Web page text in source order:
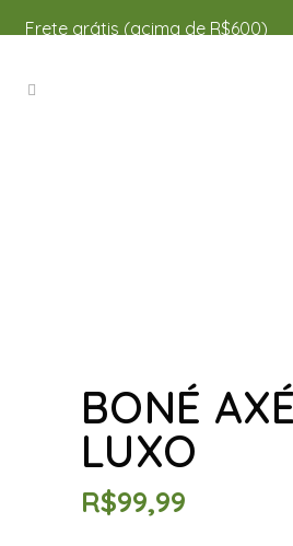
Frete grátis (acima de R$600)
BONÉ
LUXO
R$99,99